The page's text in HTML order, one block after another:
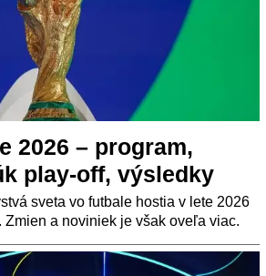
2026 – program,
play-off, výsledky
sveta vo futbale hostia v lete 2026
Zmien a noviniek je však oveľa viac.